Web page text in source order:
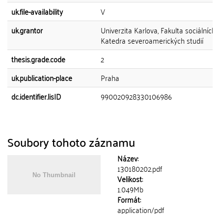
uk.file-availability
V
uk.grantor
Univerzita Karlova, Fakulta sociálních
Katedra severoamerických studií
thesis.grade.code
2
uk.publication-place
Praha
dc.identifier.lisID
990020928330106986
Soubory tohoto záznamu
Název:
130180202.pdf
Velikost:
1.049Mb
Formát:
application/pdf